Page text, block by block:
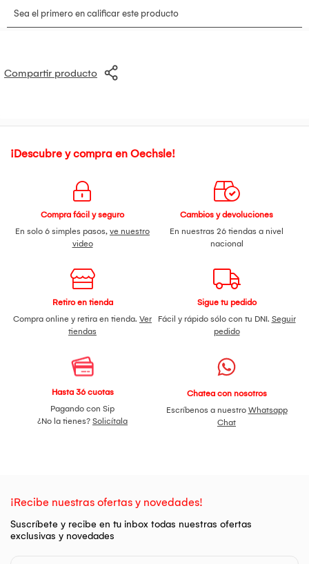
+ Rueda Abdominal
peso regulable
Compartir producto
¡Descubre y compra en Oechsle!
Compra fácil y seguro
En solo 6 simples pasos, ve nuestro
video
Cambios y devoluciones
En nuestras 26 tiendas a nivel
nacional
Retiro en tienda
Compra online y retira en tienda. Ver
tiendas
Sigue tu pedido
Fácil y rápido sólo con tu DNI. Seguir
pedido
Hasta 36 cuotas
Pagando con Sip
¿No la tienes? Solicítala
Chatea con nosotros
Escríbenos a nuestro Whatsapp
Chat
¡Recibe nuestras ofertas y novedades!
Suscríbete y recibe en tu inbox todas nuestras ofertas
exclusivas y novedades